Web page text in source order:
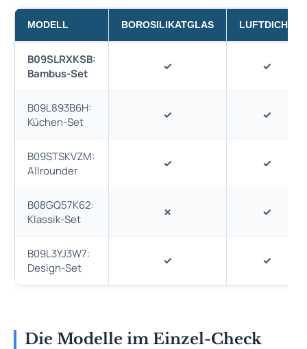
MODELL BOROSILIKATGLAS LUFTDICHT
B09SLRXKSB:
Bambus-Set
✓ ✓
B09L893B6H:
Küchen-Set
✓ ✓
B09STSKVZM:
Allrounder
✓ ✓
B08GQ57K62:
Klassik-Set
✗ ✓
B09L3YJ3W7:
Design-Set
✓ ✓
Die Modelle im Einzel-Check